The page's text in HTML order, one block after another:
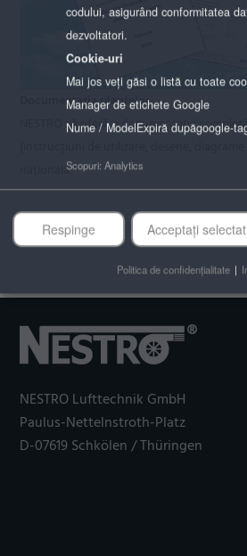
Documentația plantelor
NESTRO vă oferă o documentație
națională.
NESTRO Lufttechnik GmbH
Paulus-Nettelnstroth-Platz
D-07619 Schkölen / Thüringen
codului, asigurând conformitatea
dezvoltatori.
Cookie-uri
Mai jos veți găsi o listă cu toate
Manager de etichete Google
Nume / ModelExpiră dupăgoogle-
Scopuri: Analytics
Respinge Acceptați selectat
Politica de confidențialitate |